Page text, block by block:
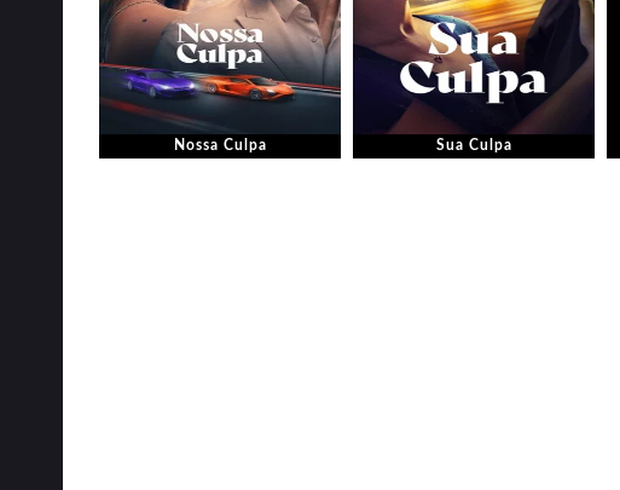
Nossa Culpa Sua Culpa